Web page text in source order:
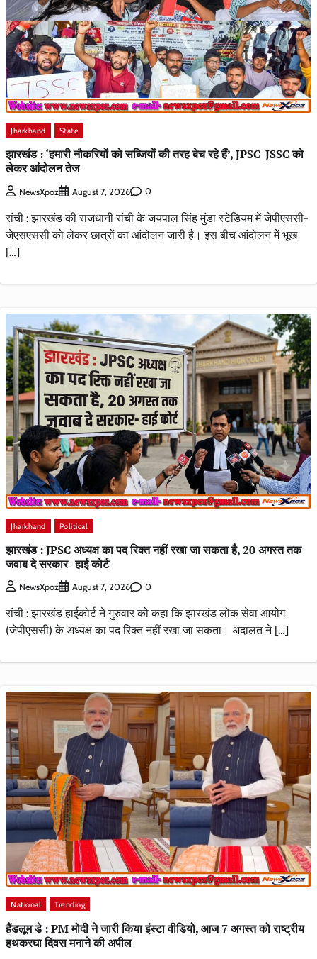
Jharkhand State
झारखंड : ‘हमारी नौकरियों को सब्जियों की तरह बेच रहे हैं’, JPSC-JSSC को
लेकर आंदोलन तेज
NewsXpoz August 7, 2026 0
रांची : झारखंड की राजधानी रांची के जयपाल सिंह मुंडा स्टेडियम में जेपीएससी-
जेएसएससी को लेकर छात्रों का आंदोलन जारी है। इस बीच आंदोलन में भूख
[…]
Jharkhand Political
झारखंड : JPSC अध्यक्ष का पद रिक्त नहीं रखा जा सकता है, 20 अगस्त तक
जवाब दे सरकार- हाई कोर्ट
NewsXpoz August 7, 2026 0
रांची : झारखंड हाईकोर्ट ने गुरुवार को कहा कि झारखंड लोक सेवा आयोग
(जेपीएससी) के अध्यक्ष का पद रिक्त नहीं रखा जा सकता। अदालत ने […]
National Trending
हैंडलूम डे : PM मोदी ने जारी किया इंस्टा वीडियो, आज 7 अगस्त को राष्ट्रीय
हथकरघा दिवस मनाने की अपील